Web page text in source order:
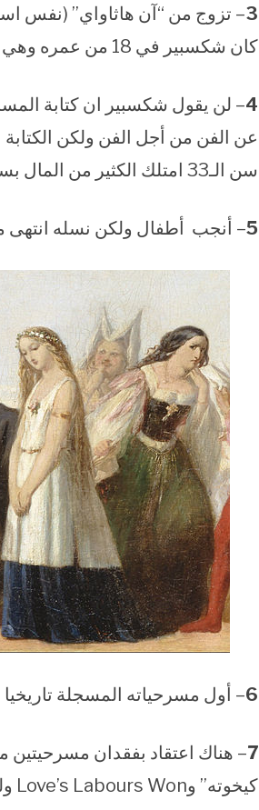
3
كان شكسبير في 18 من عمره وهي في الـ26، وفي يوم زواجهما، كانت حامل بالشهر الثالث منه.
4– لن يقول شكسبير ان كتابة
عن الفن من أجل الفن ولكن
سن الـ33 امتلك الكثير من المال بسبب نجاح مسرحياته وابتاع ثاني اكبر منزل فى ستراتفورد.
5– أنجب أطفال ولكن نسله انتهى من إنجلترا عام 1670
6– أول مسرحياته المسجلة
7
كيخوته” وLove’s Labours Won ولكن ليس هناك ما يؤكد أنه كتب مسرحيتين أصلا بهذه الأسماء.